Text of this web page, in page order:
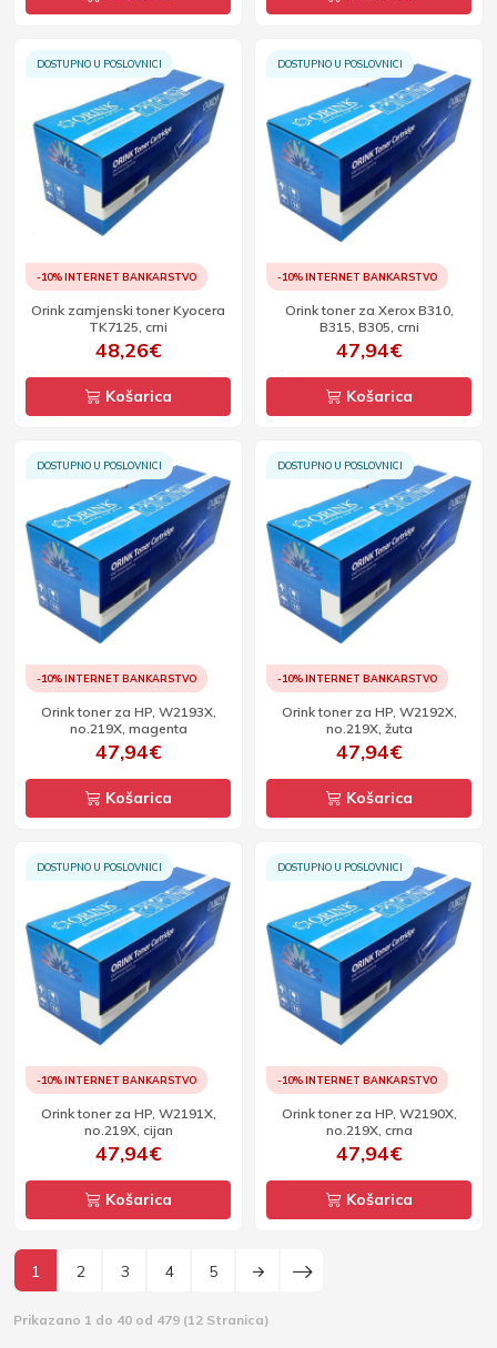
DOSTUPNO U POSLOVNICI
-10% INTERNET BANKARSTVO
Orink zamjenski toner Kyocera
TK7125, crni
48,26€
Košarica
DOSTUPNO U POSLOVNICI
-10% INTERNET BANKARSTVO
Orink toner za Xerox B310,
B315, B305, crni
47,94€
Košarica
DOSTUPNO U POSLOVNICI
-10% INTERNET BANKARSTVO
Orink toner za HP, W2193X,
no.219X, magenta
47,94€
Košarica
DOSTUPNO U POSLOVNICI
-10% INTERNET BANKARSTVO
Orink toner za HP, W2192X,
no.219X, žuta
47,94€
Košarica
DOSTUPNO U POSLOVNICI
-10% INTERNET BANKARSTVO
Orink toner za HP, W2191X,
no.219X, cijan
47,94€
Košarica
DOSTUPNO U POSLOVNICI
-10% INTERNET BANKARSTVO
Orink toner za HP, W2190X,
no.219X, crna
47,94€
Košarica
1 2 3 4 5
Prikazano 1 do 40 od 479 (12 Stranica)